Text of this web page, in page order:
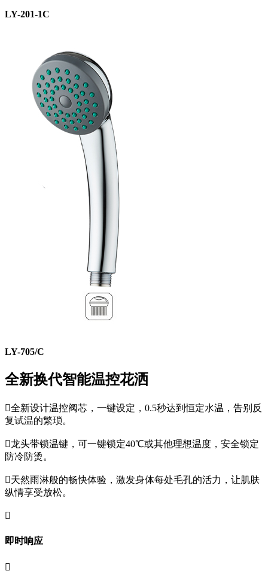
LY-201-1C
LY-705/C
全新换代智能温控花洒
全新设计温控阀芯，一键设定，0.5秒达到恒定水温，告别反
复试温的繁琐。
龙头带锁温键，可一键锁定40℃或其他理想温度，安全锁定
防冷防烫。
天然雨淋般的畅快体验，激发身体每处毛孔的活力，让肌肤
纵情享受放松。

即时响应
